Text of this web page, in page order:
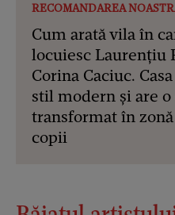
RECOMANDAREA
Cum arată vila în
locuiesc Laurențiu
Corina Caciuc.
stil modern și are
transformat în
copii